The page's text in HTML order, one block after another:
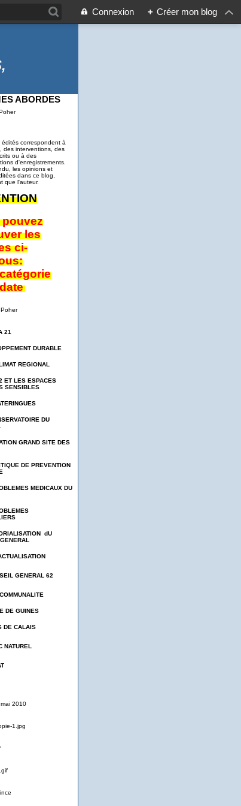
Connexion + Créer mon blog
ABORDES
édités correspondent à
des interventions, des
ou à des
d'enregistrements.
les opinions et
dans ce blog,
que l'auteur.
pouvez
les
ci-
21
DURABLE
REGIONAL
ET LES ESPACES
SENSIBLES
DU
GRAND SITE DES
DE PREVENTION
MEDICAUX DU
dU
GENERAL 62
DE GUINES
DE CALAIS
NATUREL